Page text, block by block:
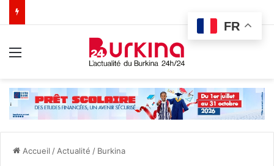
Accueil / Actualité / Burkina
FR